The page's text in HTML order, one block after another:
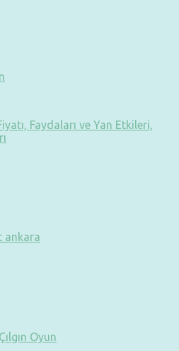
Faydaları ve Yan Etkileri,
ankara
Oyun